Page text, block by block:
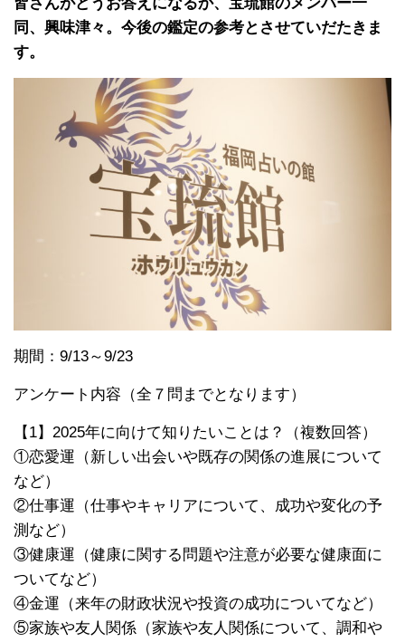
同、興味津々。今後の鑑定の参考とさせていだたきま
す。
期間：9/13～9/23
アンケート内容（全７問までとなります）
【1】2025年に向けて知りたいことは？（複数回答）
①恋愛運（新しい出会いや既存の関係の進展について
など）
②仕事運（仕事やキャリアについて、成功や変化の予
測など）
③健康運（健康に関する問題や注意が必要な健康面に
ついてなど）
④金運（来年の財政状況や投資の成功についてなど）
⑤家族や友人関係（家族や友人関係について、調和や